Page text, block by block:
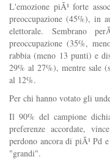
L'emozione piÃ¹ forte
preoccupazione (45%), in
elettorale. Sembrano
preoccupazione (35%,
rabbia (meno 13 punti) e
29% al 27%), mentre sale
al 12%.
Per chi hanno votato gli
Il 90% del campione
preferenze accordate,
perdono ancora di piÃ¹ Pd
"grandi".